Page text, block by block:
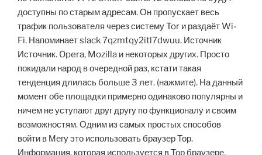
доступны по старым адресам. Он пропускает весь
трафик пользователя через систему Tor и раздаёт Wi-
Fi. Напоминает slack 7qzmtqy2itl7dwuu. Источник
Источник. Opera, Mozilla и некоторых других. Просто
покидали народ в очередной раз, кстати такая
тенденция длилась больше 3 лет. (нажмите). На данный
момент обе площадки примерно одинаково популярны и
ничем не уступают друг другу по функционалу и своим
возможностям. Одним из самых простых способов
войти в Мегу это использовать браузер Тор.
Информация, которая используется в Тор браузере,